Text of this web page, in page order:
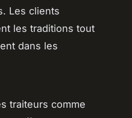
Les clients
les traditions tout
dans les
traiteurs comme